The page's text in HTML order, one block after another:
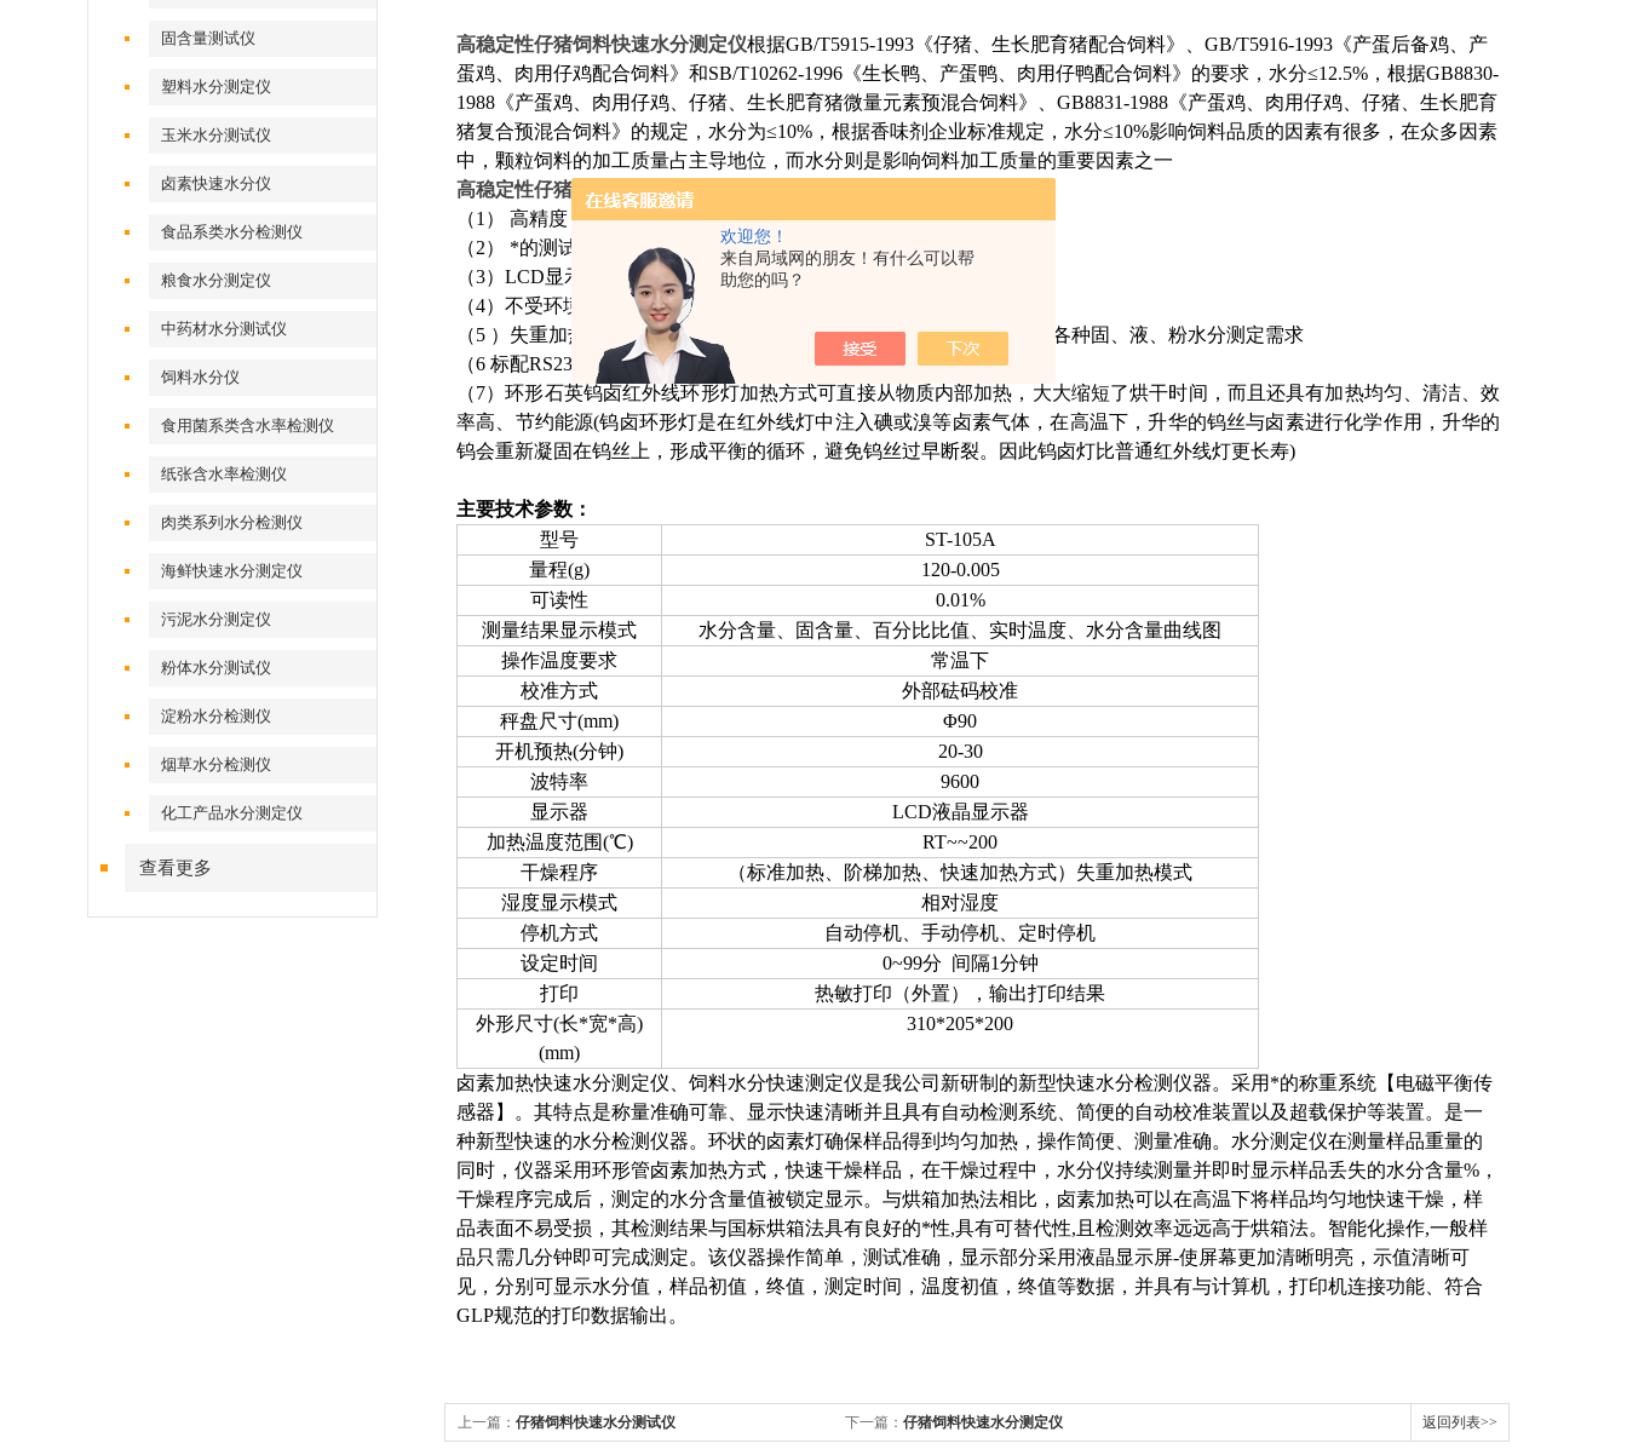
欢迎您！
来自局域网的朋友！有什么可以帮
助您的吗？
固含量测试仪
塑料水分测定仪
玉米水分测试仪
卤素快速水分仪
食品系类水分检测仪
粮食水分测定仪
中药材水分测试仪
饲料水分仪
食用菌系类含水率检测仪
纸张含水率检测仪
肉类系列水分检测仪
海鲜快速水分测定仪
污泥水分测定仪
粉体水分测试仪
淀粉水分检测仪
烟草水分检测仪
化工产品水分测定仪
查看更多
高稳定性仔猪饲料快速水分测定仪根据GB/T5915-1993《仔猪、生长肥育猪配合饲料》、GB/T5916-1993《产蛋后备鸡、产
蛋鸡、肉用仔鸡配合饲料》和SB/T10262-1996《生长鸭、产蛋鸭、肉用仔鸭配合饲料》的要求，水分≤12.5%，根据GB8830-
1988《产蛋鸡、肉用仔鸡、仔猪、生长肥育猪微量元素预混合饲料》、GB8831-1988《产蛋鸡、肉用仔鸡、仔猪、生长肥育
猪复合预混合饲料》的规定，水分为≤10%，根据香味剂企业标准规定，水分≤10%影响饲料品质的因素有很多，在众多因素
中，颗粒饲料的加工质量占主导地位，而水分则是影响饲料加工质量的重要因素之一
高稳定性仔猪饲料快速水分测定仪
（1）
高精度（进口镀金陶瓷称重传感器）与稳定性相结合，易操作
（2）
*的测试能力，获得准确的数据结果
（3）LCD显示屏，易于参数读取
（4）不受环境，湿度影响，无需辅助设备
（5 ）失重加热模式（标准加热、阶梯加热、快速加热分析方式）满足各种固、液、粉水分测定需求
（6 标配RS232通讯接口-方便连接打印机、PC和其他外围设备
（7）环形石英钨卤红外线环形灯加热方式可直接从物质内部加热，大大缩短了烘干时间，而且还具有加热均匀、清洁、效
率高、节约能源(钨卤环形灯是在红外线灯中注入碘或溴等卤素气体，在高温下，升华的钨丝与卤素进行化学作用，升华的
钨会重新凝固在钨丝上，形成平衡的循环，避免钨丝过早断裂。因此钨卤灯比普通红外线灯更长寿)
主要技术参数：
型号
ST-105A
量程(g)
120-0.005
可读性
0.01%
测量结果显示模式
水分含量、固含量、百分比比值、实时温度、水分含量曲线图
操作温度要求
常温下
校准方式
外部砝码校准
秤盘尺寸(mm)
Φ90
开机预热(分钟)
20-30
波特率
9600
显示器
LCD液晶显示器
加热温度范围(℃)
RT~~200
干燥程序
（标准加热、阶梯加热、快速加热方式）失重加热模式
湿度显示模式
相对湿度
停机方式
自动停机、手动停机、定时停机
设定时间
0~99分 间隔1分钟
打印
热敏打印（外置），输出打印结果
外形尺寸(长*宽*高)
(mm)
310*205*200
卤素加热快速水分测定仪、饲料水分快速测定仪是我公司新研制的新型快速水分检测仪器。采用*的称重系统【电磁平衡传
感器】。其特点是称量准确可靠、显示快速清晰并且具有自动检测系统、简便的自动校准装置以及超载保护等装置。是一
种新型快速的水分检测仪器。环状的卤素灯确保样品得到均匀加热，操作简便、测量准确。水分测定仪在测量样品重量的
同时，仪器采用环形管卤素加热方式，快速干燥样品，在干燥过程中，水分仪持续测量并即时显示样品丢失的水分含量%，
干燥程序完成后，测定的水分含量值被锁定显示。与烘箱加热法相比，卤素加热可以在高温下将样品均匀地快速干燥，样
品表面不易受损，其检测结果与国标烘箱法具有良好的*性,具有可替代性,且检测效率远远高于烘箱法。智能化操作,一般样
品只需几分钟即可完成测定。该仪器操作简单，测试准确，显示部分采用液晶显示屏-使屏幕更加清晰明亮，示值清晰可
见，分别可显示水分值，样品初值，终值，测定时间，温度初值，终值等数据，并具有与计算机，打印机连接功能、符合
GLP规范的打印数据输出。
上一篇： 仔猪饲料快速水分测试仪 下一篇： 仔猪饲料快速水分测定仪 返回列表>>